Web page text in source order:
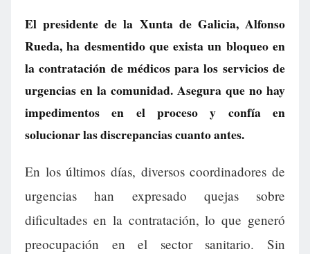
El presidente de la Xunta de Galicia, Alfonso
Rueda, ha desmentido que exista un bloqueo en
la contratación de médicos para los servicios de
urgencias en la comunidad. Asegura que no hay
impedimentos en el proceso y confía en
solucionar las discrepancias cuanto antes.
En los últimos días, diversos coordinadores de
urgencias han expresado quejas sobre
dificultades en la contratación, lo que generó
preocupación en el sector sanitario. Sin